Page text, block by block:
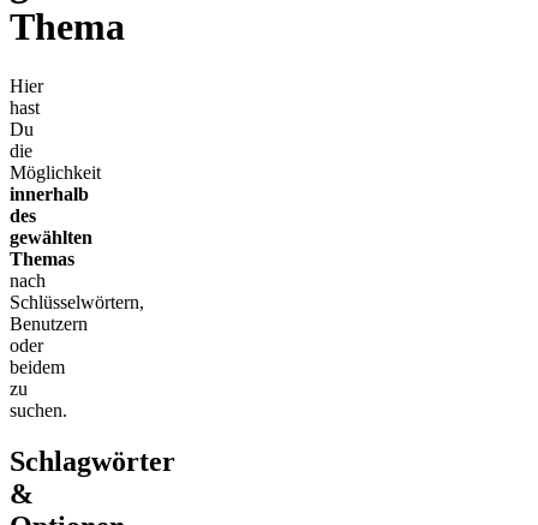
Thema
Hier
hast
Du
die
Möglichkeit
innerhalb
des
gewählten
Themas
nach
Schlüsselwörtern,
Benutzern
oder
beidem
zu
suchen.
Schlagwörter
&